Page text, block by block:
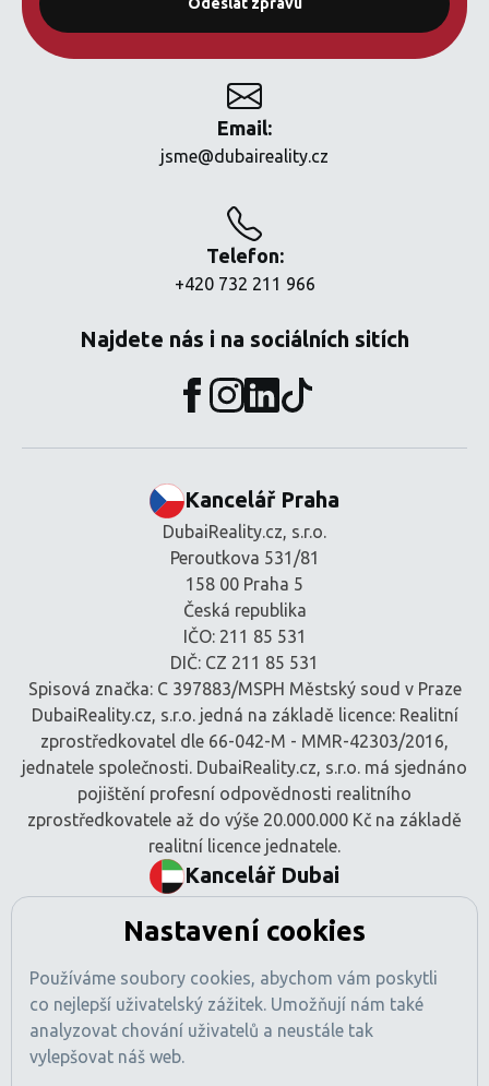
Email:
jsme@dubaireality.cz
Telefon:
+420 732 211 966
Najdete nás i na sociálních sitích
Kancelář Praha
DubaiReality.cz, s.r.o.
Peroutkova 531/81
158 00 Praha 5
Česká republika
IČO: 211 85 531
DIČ: CZ 211 85 531
Spisová značka: C 397883/MSPH Městský soud v Praze
DubaiReality.cz, s.r.o. jedná na základě licence: Realitní
zprostředkovatel dle 66-042-M - MMR-42303/2016,
jednatele společnosti. DubaiReality.cz, s.r.o. má sjednáno
pojištění profesní odpovědnosti realitního
zprostředkovatele až do výše 20.000.000 Kč na základě
realitní licence jednatele.
Kancelář Dubai
Tamani Arts Offices, Office 741
Dubaj, SAE
Číslo obchodní licence: 1470425
Registrace RERA: 49189
Obchodní registr: 2529912
Nastavení cookies
Používáme soubory cookies, abychom vám poskytli
co nejlepší uživatelský zážitek. Umožňují nám také
analyzovat chování uživatelů a neustále tak
vylepšovat náš web.